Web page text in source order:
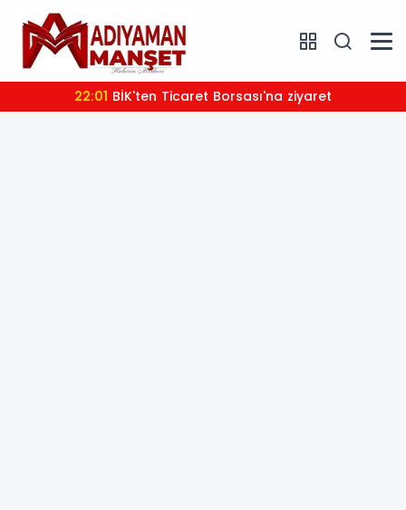
22:01 BİK'ten Ticaret Borsası'na ziyaret